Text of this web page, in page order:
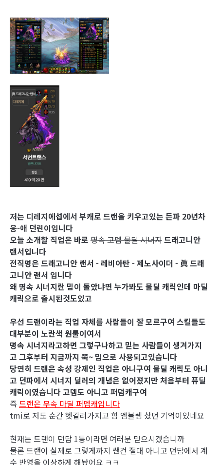
저는 디레지에섭에서 부캐로 드랜을 키우고있는 든파 20년차
응-애 던린이입니다
오늘 소개할 직업은 바로 명속 고뎀 물딜 시너지드래고니안
랜서입니다
전직명은 드래고니안 랜서 - 레비아탄 - 제노사이더 - 眞 드래
고니안 랜서 입니다
왜 명속 시너지란 밈이 돌았냐면 누가봐도 물딜 캐릭인데 마딜
캐릭으로 출시된것도있고
우선 드랜이라는 직업 자체를 사람들이 잘 모르구여 스킬들도
대부분이 노란색 원툴이여서
명속 시너지라고하면 그렇구나하고 믿는 사람들이 생겨가지
고 그후부터 지금까지 쭉~ 밈으로 사용되고있습니다
당연히 드랜은 속성 강제인 직업은 아니구여 물딜 캐릭도 아니
고 던파에서 시너지 딜러의 개념은 없어졌지만 처음부터 퓨딜
캐릭이였습니다 고뎀도 아니고 퍼덤캐구여
즉 드랜은 무속 마딜 퍼뎀캐입니다
tmi로 저도 순간 헷갈려가지고 힘 엠블렘 샀던 기억이있네요
현재는 드랜이 던담 1등이라면 여러분 믿으시겠습니까
물론 드랜이 실제로 그렇게까지 쌘건 절대 아니고 던담에서 계
수 반영을 이상하게 해놨어요 ㅋㅋ